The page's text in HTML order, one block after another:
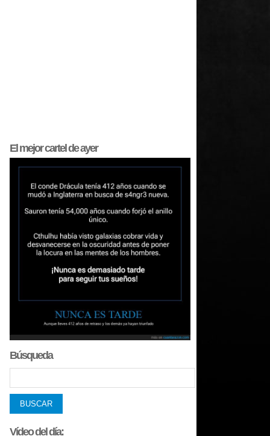
El mejorcartel de ayer
Búsqueda
Vídeo del día: